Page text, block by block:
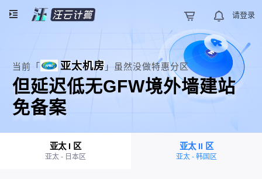
请登录
当前「 亚太机房」虽然没做特惠分区
但延迟低无GFW境外墙建站
免备案
亚太 I 区
亚太 - 日本区
亚太 II 区
亚太 - 韩国区